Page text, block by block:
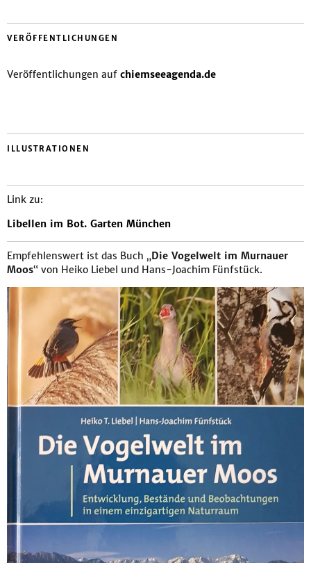
VERÖFFENTLICHUNGEN
Veröffentlichungen auf chiemseeagenda.de
ILLUSTRATIONEN
Link zu:
Libellen im Bot. Garten München
Empfehlenswert ist das Buch „Die Vogelwelt im Murnauer
Moos“ von Heiko Liebel und Hans-Joachim Fünfstück.